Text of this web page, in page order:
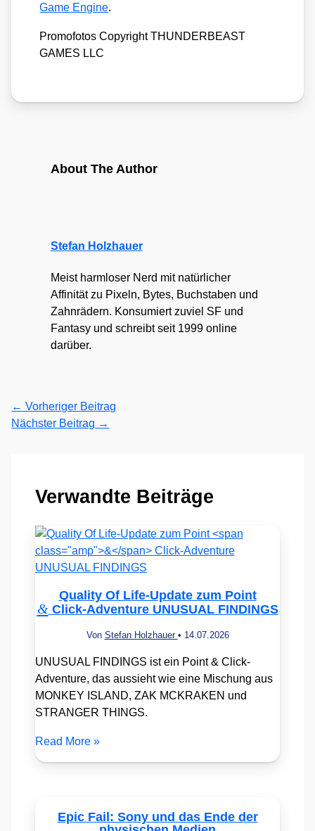
Game Engi­ne.
Pro­mo­fo­tos Copy­right THUNDERBEAST
GAMES LLC
About The Author
Stefan Holzhauer
Meist harmloser Nerd mit natürlicher
Affinität zu Pixeln, Bytes, Buchstaben und
Zahnrädern. Konsumiert zuviel SF und
Fantasy und schreibt seit 1999 online
darüber.
← Vorheriger Beitrag
Nächster Beitrag →
Verwandte Beiträge
Quality Of Life-Update zum Point
&Click-Adventure UNUSUAL FINDINGS
Von Stefan Holzhauer • 14.07.2026
UNUSUAL FINDINGS ist ein Point & Click-
Adventure, das aussieht wie eine Mischung aus
MONKEY ISLAND, ZAK MCKRAKEN und
STRANGER THINGS.
Read More »
Epic Fail: Sony und das Ende der